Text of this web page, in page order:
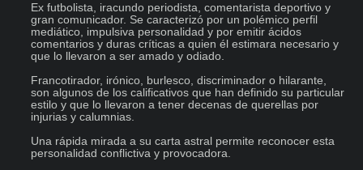
Ex futbolista, iracundo periodista, comentarista deportivo y
gran comunicador. Se caracterizó por un polémico perfil
mediático, impulsiva personalidad y por emitir ácidos
comentarios y duras críticas a quien él estimara necesario y
que lo llevaron a ser amado y odiado.
Francotirador, irónico, burlesco, discriminador o hilarante,
son algunos de los calificativos que han definido su particular
estilo y que lo llevaron a tener decenas de querellas por
injurias y calumnias.
Una rápida mirada a su carta astral permite reconocer esta
personalidad conflictiva y provocadora.